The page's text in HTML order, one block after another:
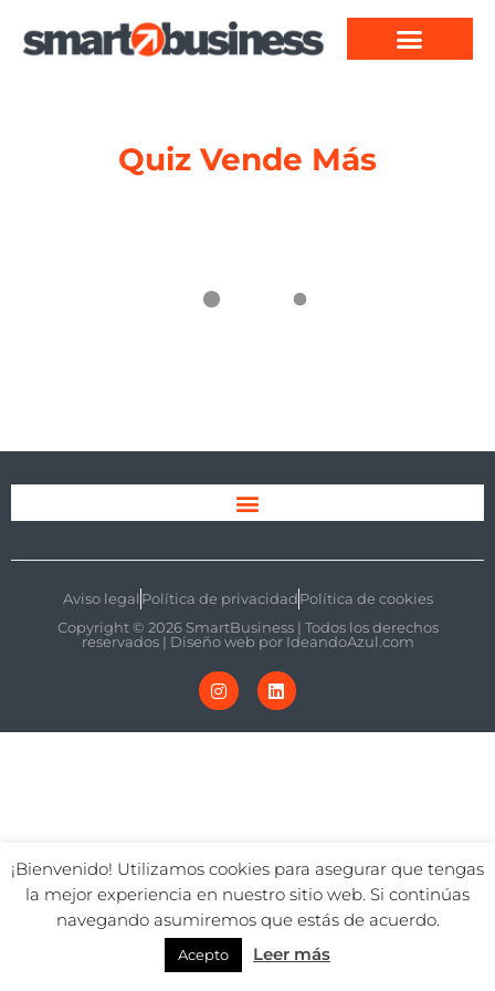
Quiz Vende Más
Aviso legal Política de privacidadPolítica de cookies
Copyright © 2026 SmartBusiness | Todos los derechos
reservados | Diseño web por IdeandoAzul.com
¡Bienvenido! Utilizamos cookies para asegurar que tengas
la mejor experiencia en nuestro sitio web. Si continúas
navegando asumiremos que estás de acuerdo.
Acepto Leer más